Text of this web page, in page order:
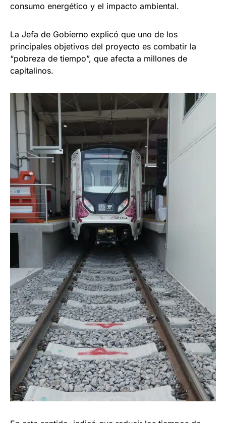
consumo energético y el impacto ambiental.
La Jefa de Gobierno explicó que uno de los
principales objetivos del proyecto es combatir la
“pobreza de tiempo”, que afecta a millones de
capitalinos.